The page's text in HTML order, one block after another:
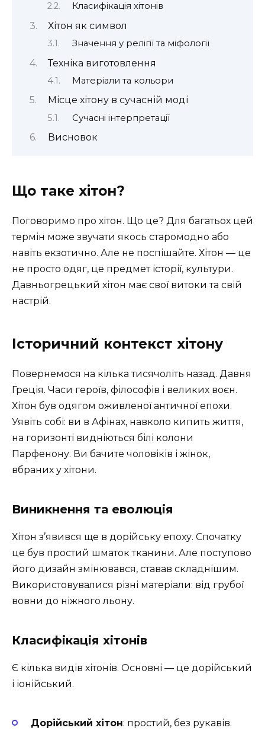
Класифікація хітонів
Хітон як символ
Значення у релігії та міфології
Техніка виготовлення
Матеріали та кольори
Місце хітону в сучасній моді
Сучасні інтерпретації
Висновок
Що таке хітон?
Поговоримо про хітон. Що це? Для багатьох цей
термін може звучати якось старомодно або
навіть екзотично. Але не поспішайте. Хітон — це
не просто одяг, це предмет історії, культури.
Давньогрецький хітон має свої витоки та свій
настрій.
Історичний контекст хітону
Повернемося на кілька тисячоліть назад. Давня
Греція. Часи героїв, філософів і великих воєн.
Хітон був одягом оживленої античної епохи.
Уявіть собі: ви в Афінах, навколо кипить життя,
на горизонті видніються білі колони
Парфенону. Ви бачите чоловіків і жінок,
вбраних у хітони.
Виникнення та еволюція
Хітон з’явився ще в дорійську епоху. Спочатку
це був простий шматок тканини. Але поступово
його дизайн змінювався, ставав складнішим.
Використовувалися різні матеріали: від грубої
вовни до ніжного льону.
Класифікація хітонів
Є кілька видів хітонів. Основні — це дорійський
і іонійський.
Дорійський хітон: простий, без рукавів.